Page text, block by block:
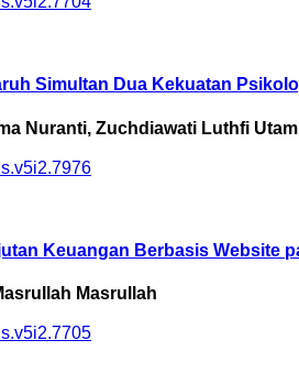
Simultan Dua Kekuatan
Nuranti, Zuchdiawati Luthfi
Keuangan Berbasis Website
Masrullah